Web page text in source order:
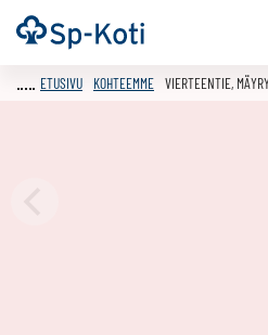
Siirry
sisältöön
Etusivu
ETUSIVU KOHTEEMME VIERTEENTIE,